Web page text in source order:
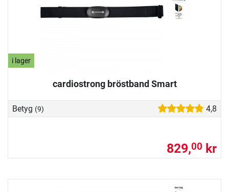
i lager
cardiostrong bröstband Smart
Betyg (9) 4,8
829,00 kr